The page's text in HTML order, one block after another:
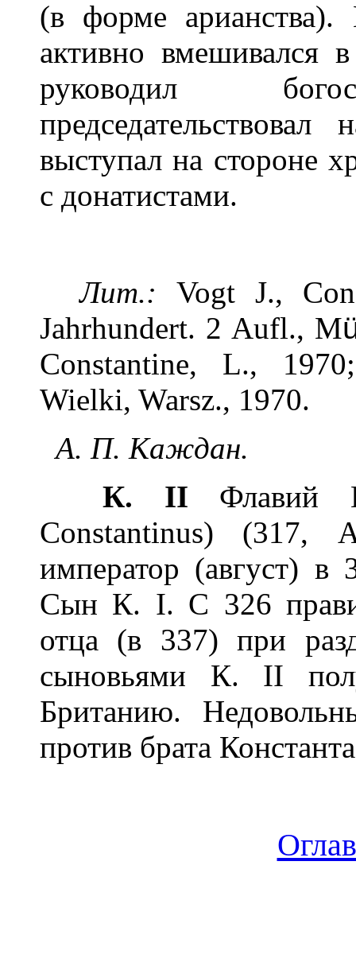
(в форме
активно вмешивался
руководил
выступал на стороне
с донатистами.
Лит.: Vogt J.,
Jahrhundert. 2 Aufl., M
Constantine, L.,
Wielki, Warsz., 1970.
А. П. Каждан.
К. II Флавий
Constantinus) (317,
император (август)
Сын К. I. С 326
отца (в 337) при
сыновьями К. II
Британию.
против брата